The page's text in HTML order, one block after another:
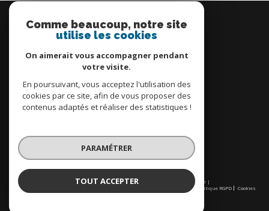
connecter
© 2026 | Tous droits réservés | Traduction powered by Google |
Nos honoraires
Politique RGPD Cookies
Comme beaucoup, notre site
utilise les cookies
On aimerait vous accompagner pendant
votre visite.
En poursuivant, vous acceptez l'utilisation des
cookies par ce site, afin de vous proposer des
contenus adaptés et réaliser des statistiques !
PARAMÉTRER
TOUT ACCEPTER